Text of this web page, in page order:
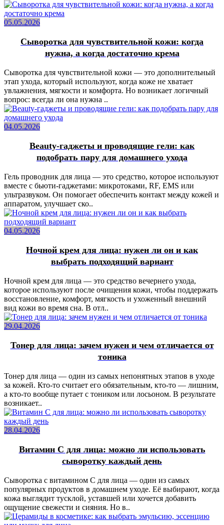
05.05.2026
Сыворотка для чувствительной кожи: когда
нужна, а когда достаточно крема
Сыворотка для чувствительной кожи — это дополнительный
этап ухода, который используют, когда коже не хватает
увлажнения, мягкости и комфорта. Но возникает логичный
вопрос: всегда ли она нужна ..
04.05.2026
Beauty-гаджеты и проводящие гели: как
подобрать пару для домашнего ухода
Гель проводник для лица — это средство, которое используют
вместе с бьюти-гаджетами: микротоками, RF, EMS или
ультразвуком. Он помогает обеспечить контакт между кожей и
аппаратом, улучшает ско..
04.05.2026
Ночной крем для лица: нужен ли он и как
выбрать подходящий вариант
Ночной крем для лица — это средство вечернего ухода,
которое используют после очищения кожи, чтобы поддержать
восстановление, комфорт, мягкость и ухоженный внешний
вид кожи во время сна. В отл..
29.04.2026
Тонер для лица: зачем нужен и чем отличается от
тоника
Тонер для лица — один из самых непонятных этапов в уходе
за кожей. Кто-то считает его обязательным, кто-то — лишним,
а кто-то вообще путает с тоником или лосьоном. В результате
возникает..
28.04.2026
Витамин C для лица: можно ли использовать
сыворотку каждый день
Сыворотка с витамином C для лица — один из самых
популярных продуктов в домашнем уходе. Её выбирают, когда
кожа выглядит тусклой, уставшей или хочется добавить
ощущение свежести и сияния. Но в..